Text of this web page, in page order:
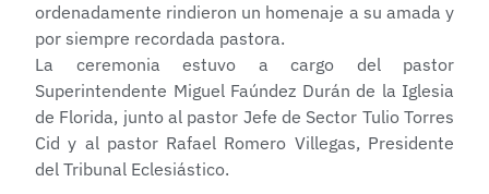
ordenadamente rindieron un homenaje a su amada y
por siempre recordada pastora.
La ceremonia estuvo a cargo del pastor
Superintendente Miguel Faúndez Durán de la Iglesia
de Florida, junto al pastor Jefe de Sector Tulio Torres
Cid y al pastor Rafael Romero Villegas, Presidente
del Tribunal Eclesiástico.